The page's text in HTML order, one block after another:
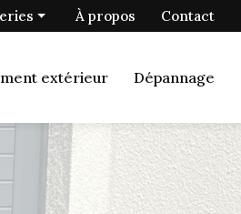
extérieur
À propos Contact
extérieur Dépannage